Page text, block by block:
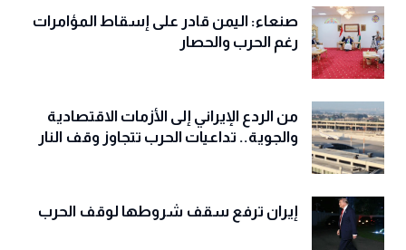
صنعاء: اليمن قادر على إسقاط المؤامرات
رغم الحرب والحصار
من الردع الإيراني إلى الأزمات الاقتصادية
والجوية.. تداعيات الحرب تتجاوز وقف النار
إيران ترفع سقف شروطها لوقف الحرب